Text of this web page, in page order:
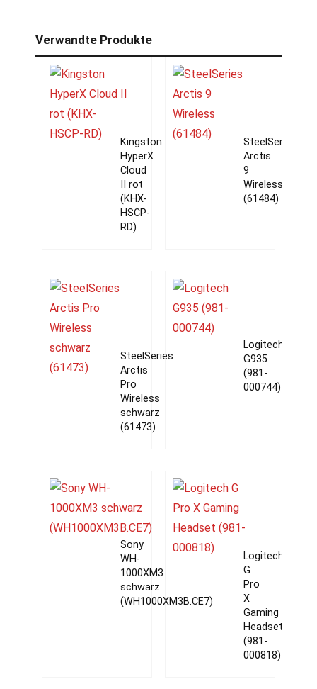
Verwandte Produkte
Kingston
HyperX
Cloud
II rot
(KHX-
HSCP-
RD)
SteelSeries
Arctis
9
Wireless
(61484)
SteelSeries
Arctis
Pro
Wireless
schwarz
(61473)
Logitech
G935
(981-
000744)
Sony
WH-
1000XM3
schwarz
(WH1000XM3B.CE7)
Logitech
G
Pro
X
Gaming
Headset
(981-
000818)